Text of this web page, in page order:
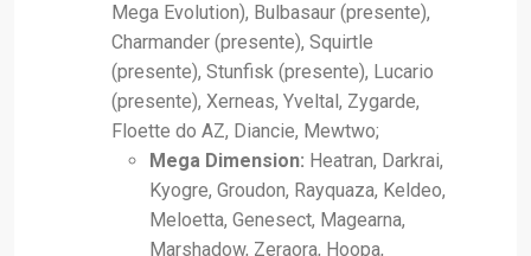
Mega Evolution), Bulbasaur (presente),
Charmander (presente), Squirtle
(presente), Stunfisk (presente), Lucario
(presente), Xerneas, Yveltal, Zygarde,
Floette do AZ, Diancie, Mewtwo;
Mega Dimension: Heatran, Darkrai,
Kyogre, Groudon, Rayquaza, Keldeo,
Meloetta, Genesect, Magearna,
Marshadow, Zeraora, Hoopa,